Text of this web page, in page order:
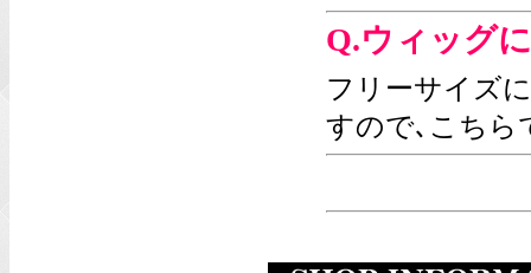
Q.ウィッグ
フリーサイズ
すので､こちら